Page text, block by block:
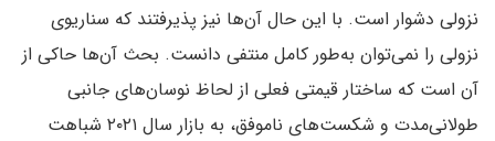
نزولی دشوار است. با این حال آن‌ها نیز پذیرفتند که سناریوی
نزولی را نمی‌توان به‌طور کامل منتفی دانست. بحث آن‌ها حاکی از
آن است که ساختار قیمتی فعلی از لحاظ نوسان‌های جانبی
طولانی‌مدت و شکست‌های ناموفق، به بازار سال ۲۰۲۱ شباهت